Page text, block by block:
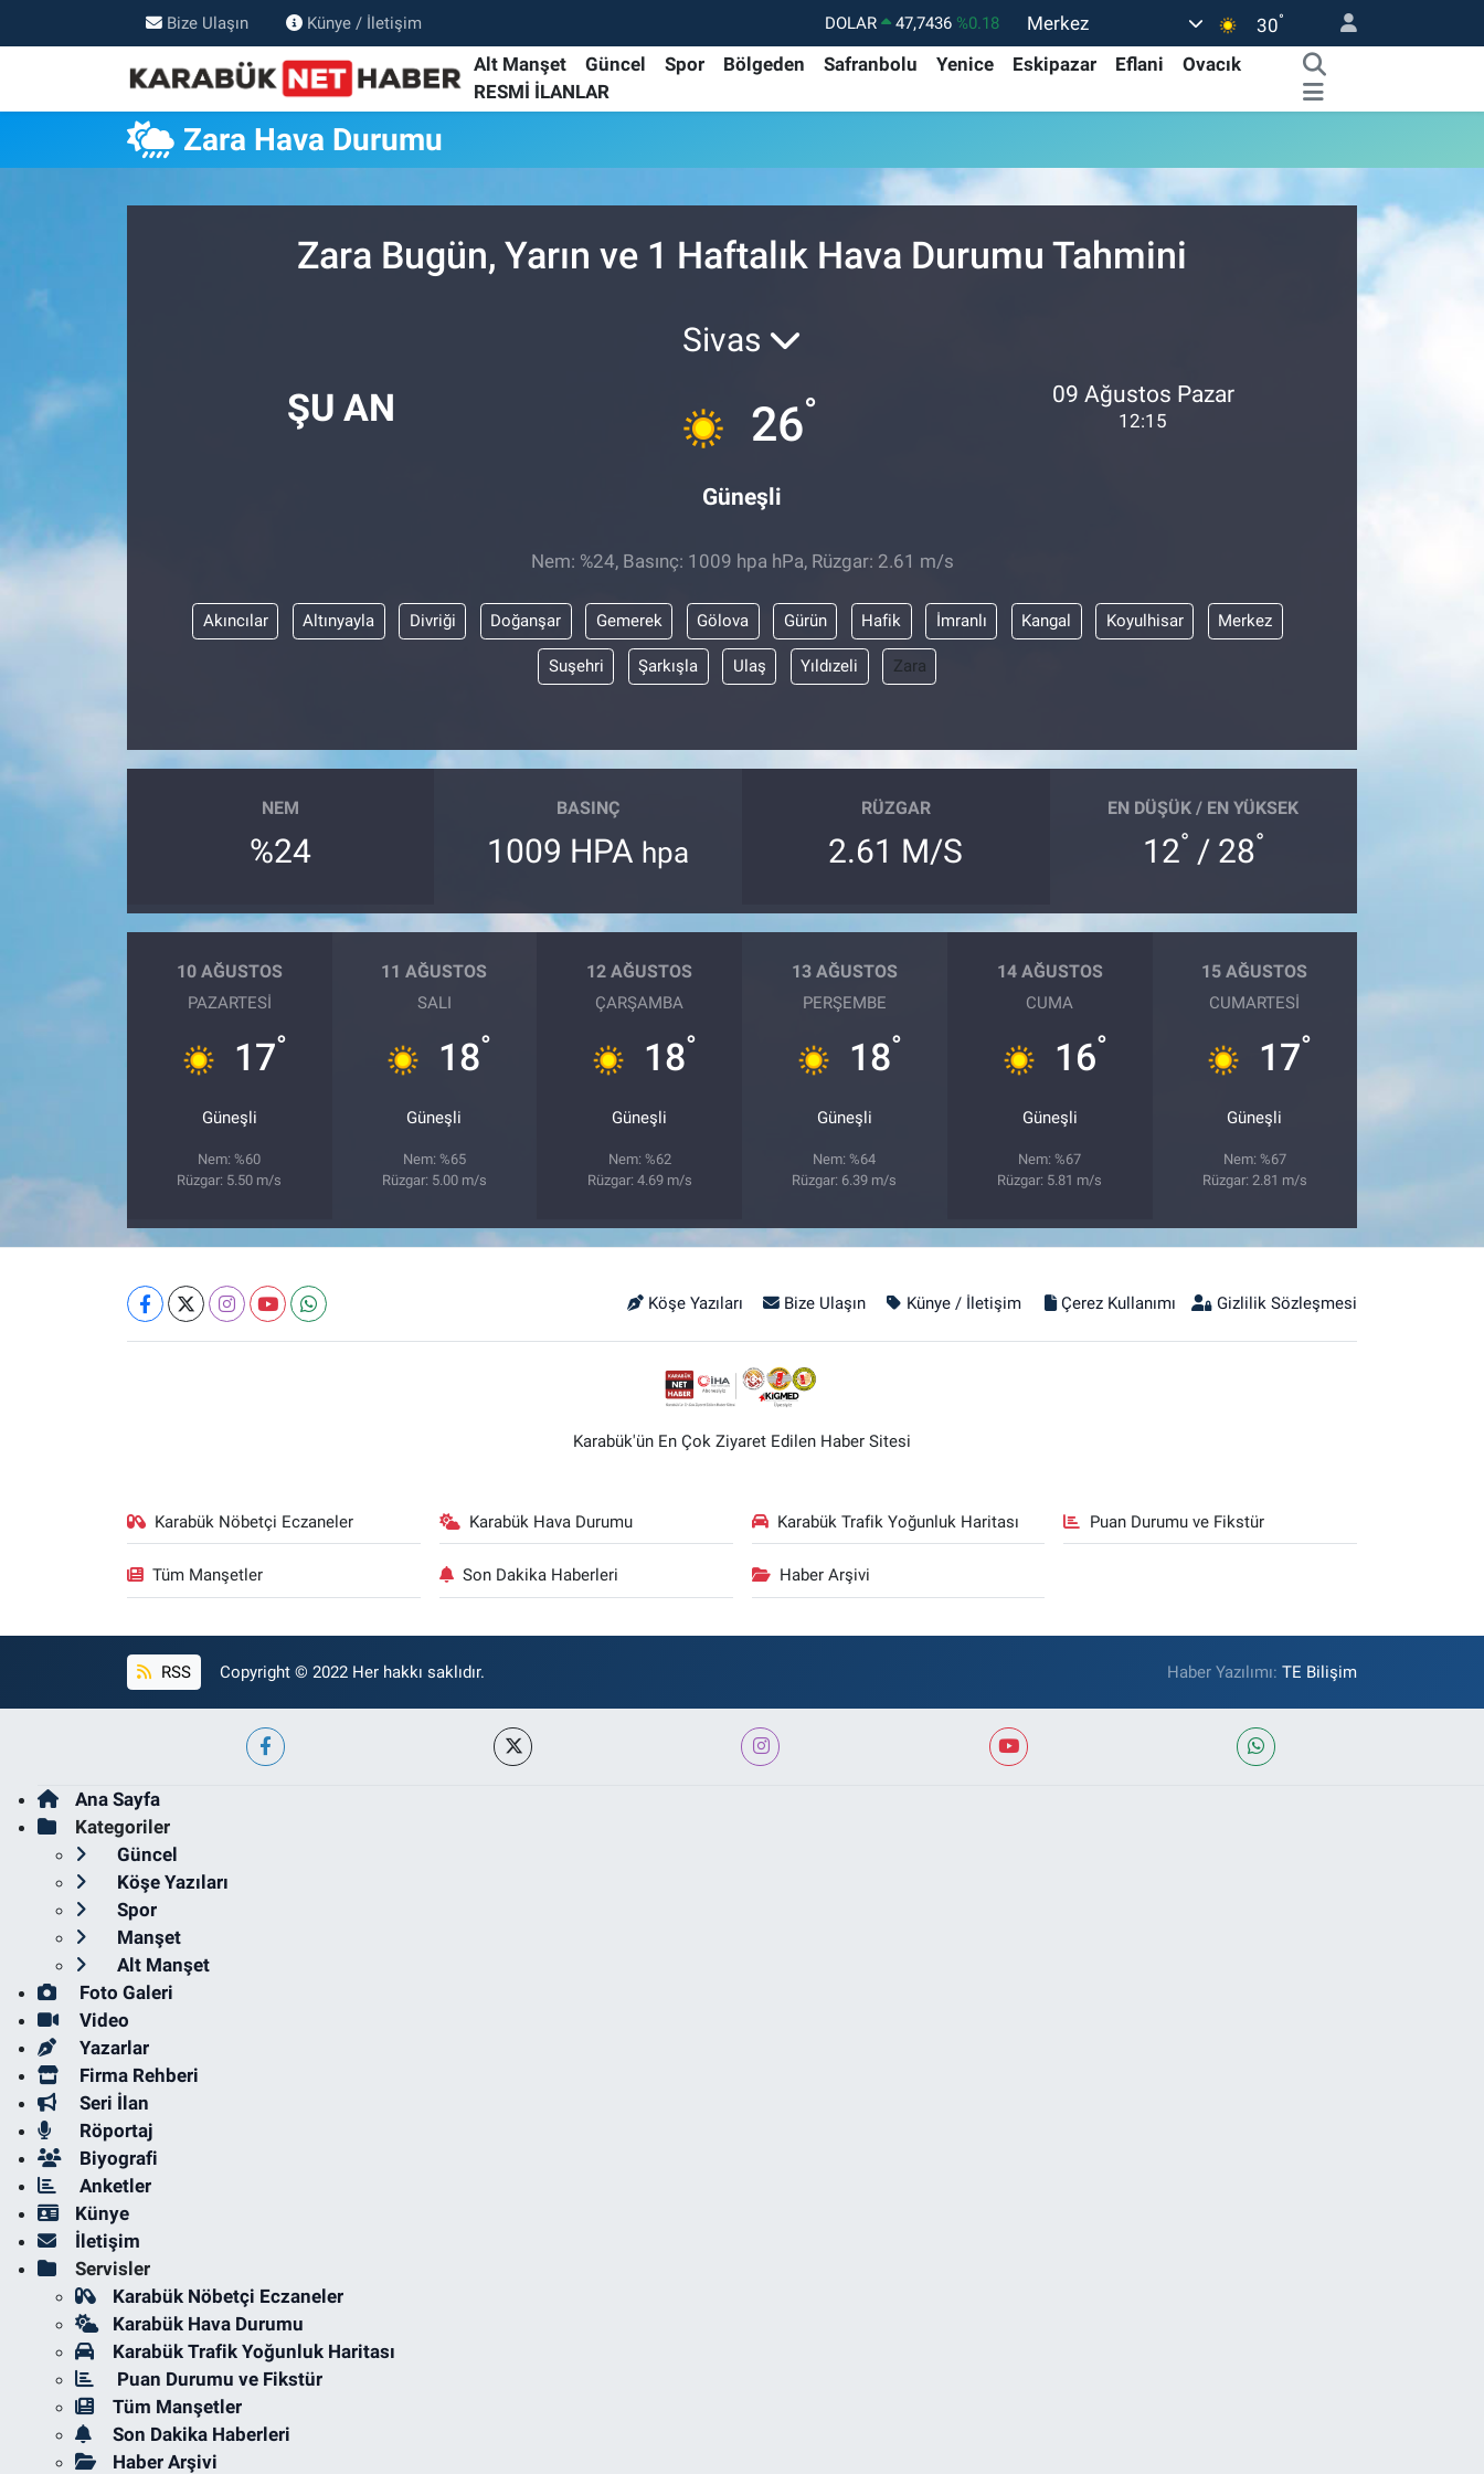
Bize Ulaşın Künye / İletişim DOLAR 47,7436 %0.18
EURO
55,2510 %0.32
BİST100
13.779 %-14
Merkez 30°
Alt Manşet Güncel Spor Bölgeden Safranbolu Yenice Eskipazar Eflani
Ovacık
RESMİ İLANLAR
Zara Hava Durumu
Zara Bugün, Yarın ve 1 Haftalık Hava Durumu Tahmini
ŞU AN
Sivas
26°
Güneşli
09 Ağustos Pazar
12:15
Nem: %24, Basınç: 1009 hpa hPa, Rüzgar: 2.61 m/s
Akıncılar Altınyayla Divriği Doğanşar Gemerek Gölova Gürün Hafik İmranlı Kangal Koyulhisar Merkez
Suşehri Şarkışla Ulaş Yıldızeli Zara
NEM
%24
BASINÇ
1009 HPA hpa
RÜZGAR
2.61 M/S
EN DÜŞÜK / EN YÜKSEK
12° / 28°
10 AĞUSTOS
PAZARTESI
17°
Güneşli
Nem: %60
Rüzgar: 5.50 m/s
11 AĞUSTOS
SALI
18°
Güneşli
Nem: %65
Rüzgar: 5.00 m/s
12 AĞUSTOS
ÇARŞAMBA
18°
Güneşli
Nem: %62
Rüzgar: 4.69 m/s
13 AĞUSTOS
PERŞEMBE
18°
Güneşli
Nem: %64
Rüzgar: 6.39 m/s
14 AĞUSTOS
CUMA
16°
Güneşli
Nem: %67
Rüzgar: 5.81 m/s
15 AĞUSTOS
CUMARTESI
17°
Güneşli
Nem: %67
Rüzgar: 2.81 m/s
Köşe Yazıları Bize Ulaşın Künye / İletişim Çerez Kullanımı Gizlilik Sözleşmesi
Karabük'ün En Çok Ziyaret Edilen Haber Sitesi
Karabük Nöbetçi Eczaneler Karabük Hava Durumu Karabük Trafik Yoğunluk Haritası Puan Durumu ve Fikstür
Tüm Manşetler Son Dakika Haberleri Haber Arşivi
RSS Copyright © 2022 Her hakkı saklıdır. Haber Yazılımı:TE Bilişim
Ana Sayfa
Kategoriler
Güncel
Köşe Yazıları
Spor
Manşet
Alt Manşet
Foto Galeri
Video
Yazarlar
Firma Rehberi
Seri İlan
Röportaj
Biyografi
Anketler
Künye
İletişim
Servisler
Karabük Nöbetçi Eczaneler
Karabük Hava Durumu
Karabük Trafik Yoğunluk Haritası
Puan Durumu ve Fikstür
Tüm Manşetler
Son Dakika Haberleri
Haber Arşivi